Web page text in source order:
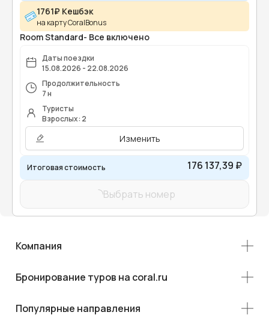
1761₽ Кешбэк
на карту CoralBonus
Room Standard- Все включено
Даты поездки
15.08.2026 - 22.08.2026
Продолжительность
7 н
Туристы
Взрослых: 2
Изменить
Итоговая стоимость 176 137,39 ₽
Выбрать номер
Компания
Бронирование туров на coral.ru
Популярные направления